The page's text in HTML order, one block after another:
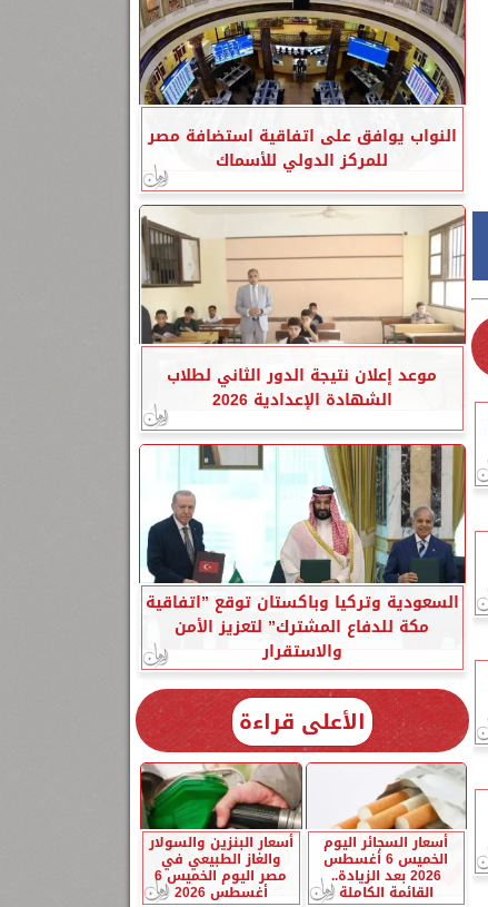
النواب يوافق على اتفاقية استضافة مصر
للمركز الدولي للأسماك
موعد إعلان نتيجة الدور الثاني لطلاب
الشهادة الإعدادية 2026
السعودية وتركيا وباكستان توقع ”اتفاقية
مكة للدفاع المشترك” لتعزيز الأمن
والاستقرار
الأعلى قراءة
أسعار السجائر اليوم
الخميس 6 أغسطس
2026 بعد الزيادة..
القائمة الكاملة
أسعار البنزين والسولار
والغاز الطبيعي في
مصر اليوم الخميس 6
أغسطس 2026